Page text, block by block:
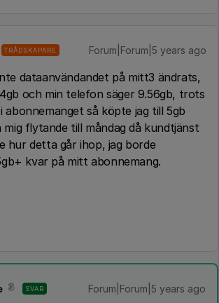
TRÅDSKAPARE Forum|Forum|5 years ago
dataanvändandet på mitt3 ändrats,
och min telefon säger 9.56gb, trots
abonnemanget så köpte jag till 5gb
flytande till måndag då kundtjänst
hur detta går ihop, jag borde
kvar på mitt abonnemang.
SVAR Forum|Forum|5 years ago